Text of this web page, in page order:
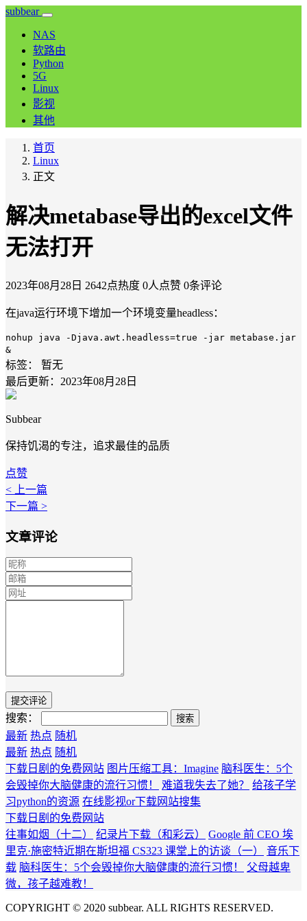
subbear
NAS
软路由
Python
5G
Linux
影视
其他
首页
Linux
正文
解决metabase导出的excel文件
无法打开
2023年08月28日 2642点热度 0人点赞 0条评论
在java运行环境下增加一个环境变量headless：
nohup java -Djava.awt.headless=true -jar metabase.jar
&
标签：
暂无
最后更新：2023年08月28日
Subbear
保持饥渴的专注，追求最佳的品质
点赞
< 上一篇
下一篇 >
文章评论
搜索：
最新 热点 随机
最新 热点 随机
下载日剧的免费网站 图片压缩工具：Imagine 脑科医生：5个
会毁掉你大脑健康的流行习惯！
难道我失去了她？
给孩子学
习python的资源 在线影视or下载网站搜集
下载日剧的免费网站
往事如烟（十二）
纪录片下载（和彩云）
Google 前 CEO 埃
里克·施密特近期在斯坦福 CS323 课堂上的访谈（一）
音乐下
载 脑科医生：5个会毁掉你大脑健康的流行习惯！
父母越卑
微，孩子越难教！
COPYRIGHT © 2020 subbear. ALL RIGHTS RESERVED.